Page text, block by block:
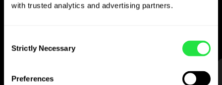
with trusted analytics and advertising partners.
Selection
Strictly Necessary
Preferences
Send penge til udlandet,
TRIN 1